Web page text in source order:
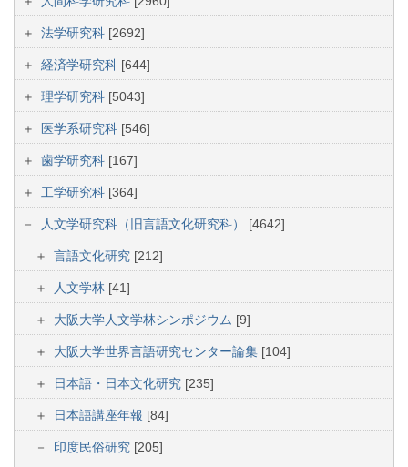
法学研究科 [2692]
経済学研究科 [644]
理学研究科 [5043]
医学系研究科 [546]
歯学研究科 [167]
工学研究科 [364]
人文学研究科（旧言語文化研究科） [4642]
言語文化研究 [212]
人文学林 [41]
大阪大学人文学林シンポジウム [9]
大阪大学世界言語研究センター論集 [104]
日本語・日本文化研究 [235]
日本語講座年報 [84]
印度民俗研究 [205]